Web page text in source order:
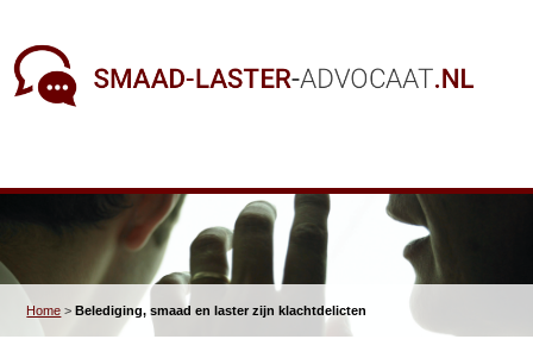
Home >Belediging, smaad en laster zijn klachtdelicten